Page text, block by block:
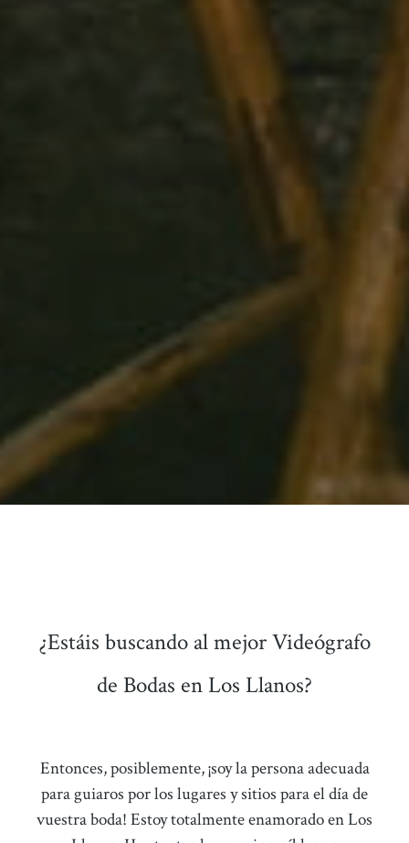
¿Estáis buscando al mejor Videógrafo
de Bodas en Los Llanos?
Entonces, posiblemente, ¡soy la persona adecuada
para guiaros por los lugares y sitios para el día de
vuestra boda! Estoy totalmente enamorado en Los